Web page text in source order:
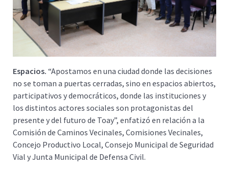
Espacios. “Apostamos en una ciudad donde las decisiones
no se toman a puertas cerradas, sino en espacios abiertos,
participativos y democráticos, donde las instituciones y
los distintos actores sociales son protagonistas del
presente y del futuro de Toay”, enfatizó en relación a la
Comisión de Caminos Vecinales, Comisiones Vecinales,
Concejo Productivo Local, Consejo Municipal de Seguridad
Vial y Junta Municipal de Defensa Civil.